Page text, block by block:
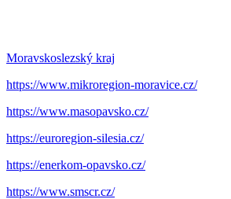
Moravskoslezský kraj
https://www.mikroregion-moravice.cz/
https://www.masopavsko.cz/
https://euroregion-silesia.cz/
https://enerkom-opavsko.cz/
https://www.smscr.cz/